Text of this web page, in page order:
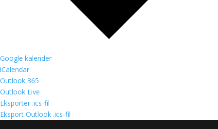
Google kalender
iCalendar
Outlook 365
Outlook Live
Eksporter .ics-fil
Eksport Outlook .ics-fil